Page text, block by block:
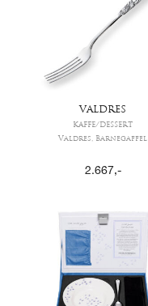
VALDRES
KAFFE/DESSERT
Valdres, Barnegaffel
2.667 ,-